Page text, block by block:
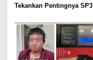
Tekankan Pentingnya SP3